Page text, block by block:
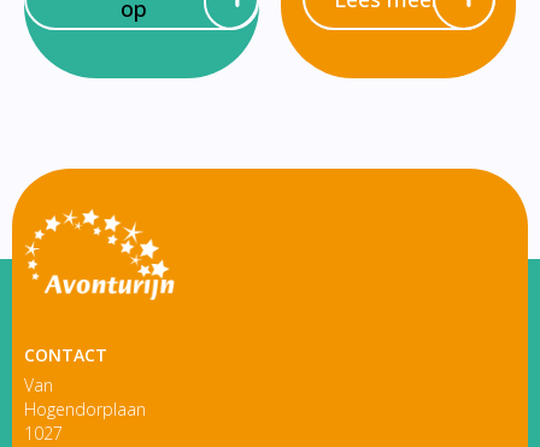
op
CONTACT
Van
Hogendorplaan
1027